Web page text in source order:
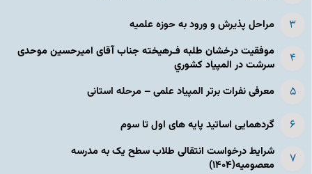
مراحل پذیرش و ورود به حوزه علمیه
موفقیت درخشان طلبه فـرهیخته جناب آقای امیرحسین موحدی
سرشت در المپياد كشوري
معرفی نفرات برتر المپیاد علمی – مرحله استانی
گردهمایی اساتید پایه های اول تا سوم
شرایط درخواست انتقالی طلاب سطح یک به مدرسه
معصومیه(۱۴۰۴)